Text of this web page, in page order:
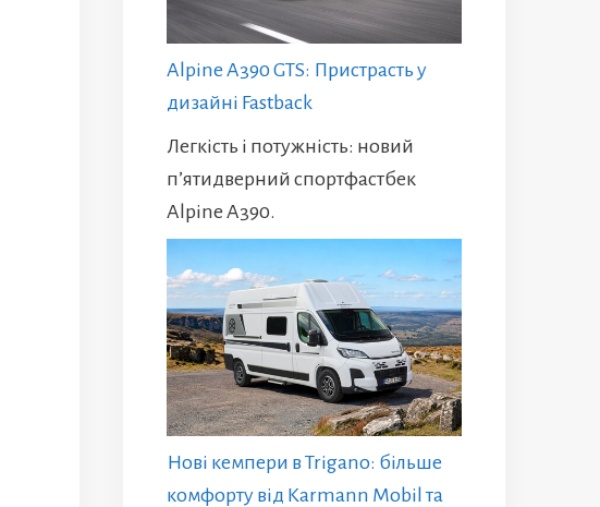
Alpine A390 GTS: Пристрасть у
дизайні Fastback
Легкість і потужність: новий
п’ятидверний спортфастбек
Alpine A390.
Нові кемпери в Trigano: більше
комфорту від Karmann Mobil та